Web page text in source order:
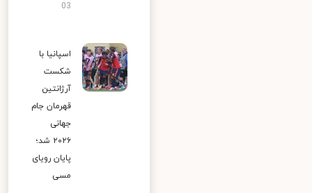
03
اسپانیا با
شکست
آرژانتین
قهرمان جام
جهانی
۲۰۲۶ شد؛
پایان رویای
مسی